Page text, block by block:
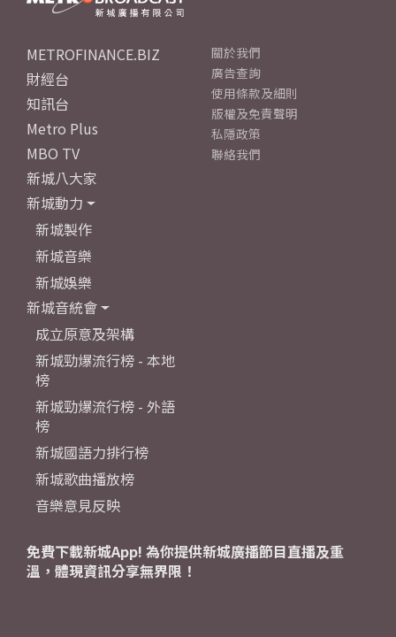
METROFINANCE.BIZ
財經台
知訊台
Metro Plus
MBO TV
新城八大家
新城動力
新城製作
新城音樂
新城娛樂
新城音統會
成立原意及架構
新城勁爆流行榜 - 本地
榜
新城勁爆流行榜 - 外語
榜
新城國語力排行榜
新城歌曲播放榜
音樂意見反映
關於我們
廣告查詢
使用條款及細則
版權及免責聲明
私隱政策
聯絡我們
免費下載新城App! 為你提供新城廣播節目直播及重
溫，體現資訊分享無界限！